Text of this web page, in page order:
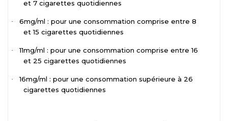
et 7 cigarettes quotidiennes
·
6mg/ml : pour une consommation comprise entre 8
et 15 cigarettes quotidiennes
·
11mg/ml : pour une consommation comprise entre 16
et 25 cigarettes quotidiennes
·
16mg/ml : pour une consommation supérieure à 26
cigarettes quotidiennes